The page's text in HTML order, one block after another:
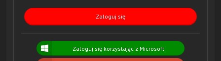
Zaloguj się
Zaloguj się korzystając z Microsoft